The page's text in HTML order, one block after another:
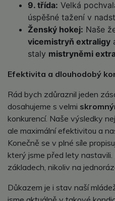
9. třída: Velká
úspěšné tažení v
Ženský hokej: Naše
vicemistryň extraligy
staly mistryněmi
Efektivita a dlouhodobý
Rád bych zdůraznil jeden
dosahujeme s velmi
konkurencí. Naše výsledky
ale maximální efektivitou a
Konečně se v plné síle
který jsme před lety nastavili.
základech, nikoliv na
Důkazem je i stav naší